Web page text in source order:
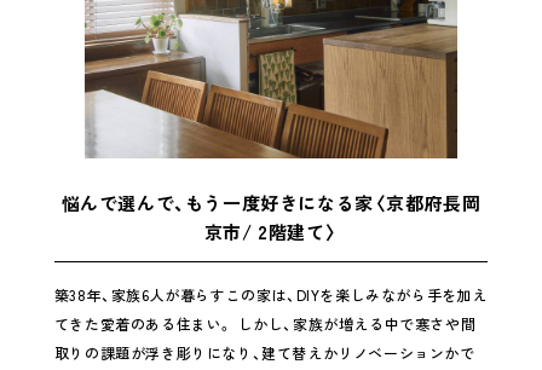
悩んで選んで、もう一度好きになる家〈京都府長岡
京市/ 2階建て〉
築38年、家族6人が暮らすこの家は、DIYを楽しみながら手を加え
てきた愛着のある住まい。 しかし、家族が増える中で寒さや間
取りの課題が浮き彫りになり、建て替えかリノベーションかで